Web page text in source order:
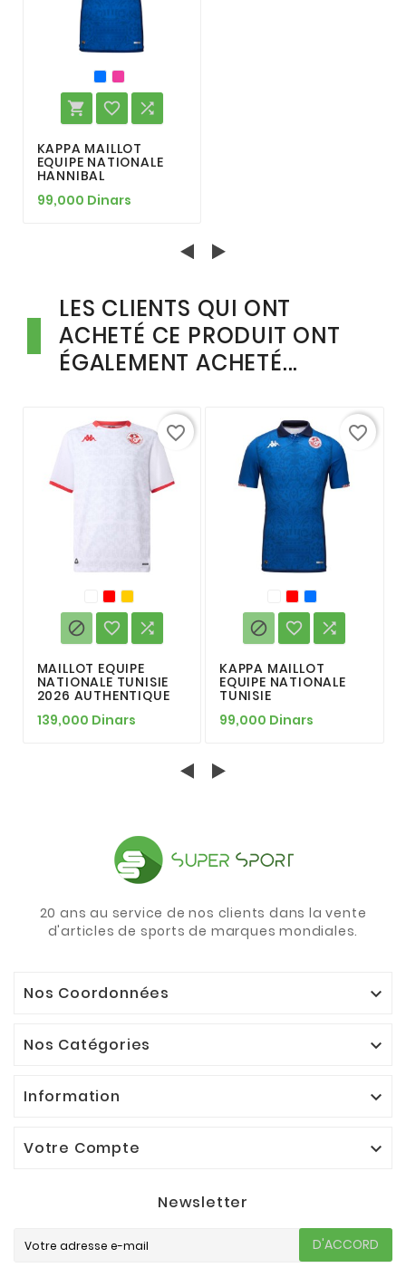
  
KAPPA MAILLOT
EQUIPE NATIONALE
HANNIBAL
99,000 Dinars
LES CLIENTS QUI ONT
ACHETÉ CE PRODUIT ONT
ÉGALEMENT ACHETÉ...
  
MAILLOT EQUIPE
NATIONALE TUNISIE
2026 AUTHENTIQUE
139,000 Dinars
favorite_border
  
KAPPA MAILLOT
EQUIPE NATIONALE
TUNISIE
99,000 Dinars
favorite_border
20 ans au service de nos clients dans la vente
d'articles de sports de marques mondiales.
Nos Coordonnées 
Nos Catégories 
Information 
Votre Compte 
Newsletter
D'ACCORD